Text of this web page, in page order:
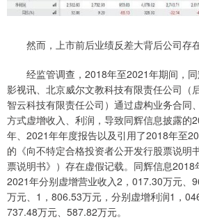
然而，上市前后业绩反差大背后公司存在
经监管调查，2018年至2021年期间，同
影视讯、北京威尔文教科技有限责任公司（
智云科技有限责任公司）通过虚构业务合同
方式虚增收入、利润，导致同辉信息披露的
年、2021年年度报告以及引用了2018年至
的《向不特定合格投资者公开发行股票说明
票说明书》）存在虚假记载。同辉信息2018
2021年分别虚增营业收入2，017.30万元、
万元、1，806.53万元，分别虚增利润1，
737.48万元、587.82万元。